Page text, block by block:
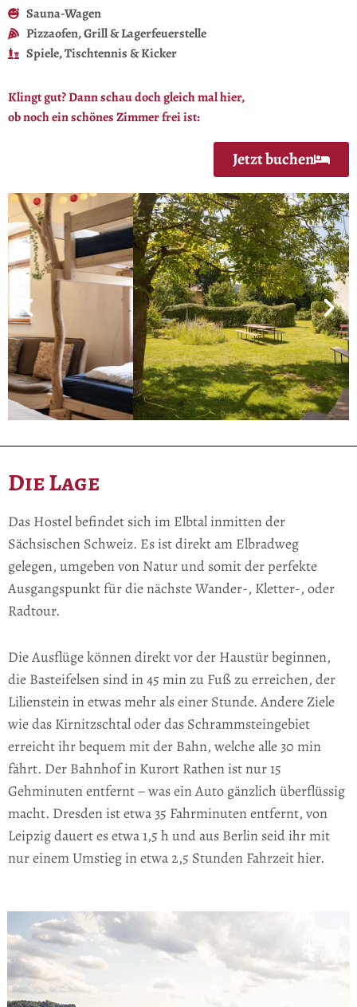
Sauna-Wagen
Pizzaofen, Grill & Lagerfeuer​stelle
Spiele, Tischtennis & Kicker
Klingt gut? Dann schau doch gleich mal hier,
ob noch ein schönes Zimmer frei ist:
Jetzt buchen
Die Lage
Das Hostel befindet sich im Elbtal inmitten der
Sächsischen Schweiz. Es ist direkt am Elbradweg
gelegen, umgeben von Natur und somit der perfekte
Ausgangspunkt für die nächste Wander-, Kletter-, oder
Radtour.
Die Ausflüge können direkt vor der Haustür beginnen,
die Basteifelsen sind in 45 min zu Fuß zu erreichen, der
Lilienstein in etwas mehr als einer Stunde. Andere Ziele
wie das Kirnitzschtal oder das Schrammsteingebiet
erreicht ihr bequem mit der Bahn, welche alle 30 min
fährt. Der Bahnhof in Kurort Rathen ist nur 15
Gehminuten entfernt − was ein Auto gänzlich überflüssig
macht. Dresden ist etwa 35 Fahrminuten entfernt, von
Leipzig dauert es etwa 1,5 h und aus Berlin seid ihr mit
nur einem Umstieg in etwa 2,5 Stunden Fahrzeit hier.